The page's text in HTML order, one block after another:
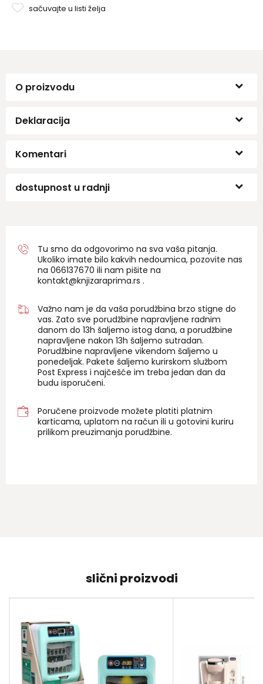
sačuvajte u listi želja
O proizvodu
Deklaracija
Komentari
dostupnost u radnji
Tu smo da odgovorimo na sva vaša pitanja.
Ukoliko imate bilo kakvih nedoumica, pozovite nas
na 066137670 ili nam pišite na
kontakt@knjizaraprima.rs .
Važno nam je da vaša porudžbina brzo stigne do
vas. Zato sve porudžbine napravljene radnim
danom do 13h šaljemo istog dana, a porudžbine
napravljene nakon 13h šaljemo sutradan.
Porudžbine napravljene vikendom šaljemo u
ponedeljak. Pakete šaljemo kurirskom službom
Post Express i najčešće im treba jedan dan da
budu isporučeni.
Poručene proizvode možete platiti platnim
karticama, uplatom na račun ili u gotovini kuriru
prilikom preuzimanja porudžbine.
slični proizvodi